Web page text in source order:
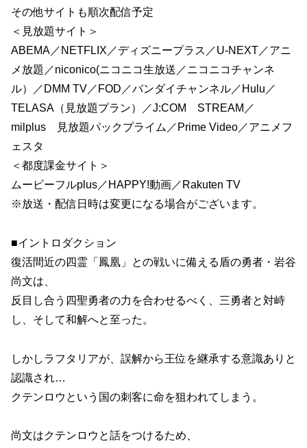
その他サイトも順次配信予定
＜見放題サイト＞
ABEMA／NETFLIX／ディズニープラス／U-NEXT／アニ
メ放題／niconico(ニコニコ生放送／ニコニコチャンネ
ル）／DMM TV／FOD／バンダイチャンネル／Hulu／
TELASA（見放題プラン）／J:COM STREAM／
milplus 見放題パックプライム／Prime Video／アニメフ
ェスタ
＜都度課金サイト＞
ムービーフルplus／HAPPY!動画／Rakuten TV
※放送・配信日時は変更になる場合がございます。
■イントロダクション
復活間近の四霊「鳳凰」との戦いに備える盾の勇者・岩谷
尚文は、
反目し合う四聖勇者の力を合わせるべく、三勇者と対峙
し、そして和解へと至った。
しかしラフタリアが、誤解から王位を継承する意識ありと
認識され…
クテンロウという国の刺客に命を狙われてしまう。
尚文はクテンロウと話をつけるため、